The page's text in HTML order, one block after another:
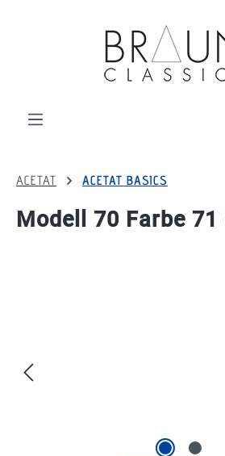
ACETAT ACETAT BASICS
Modell 70 Farbe 71